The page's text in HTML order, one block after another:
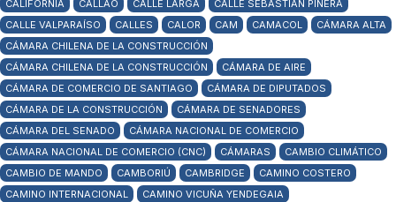
CALIFORNIA
CALLAO CALLE LARGA
CALLE SEBASTIÁN PIÑERA
CALLE VALPARAÍSO
CALLES CALOR CAM CAMACOL
CÁMARA ALTA
CÁMARA CHILENA DE LA CONSTRUCCIÓN
CÁMARA CHILENA DE LA CONSTRUCCIÓN
CÁMARA DE AIRE
CÁMARA DE COMERCIO DE SANTIAGO
CÁMARA DE DIPUTADOS
CÁMARA DE LA CONSTRUCCIÓN
CÁMARA DE SENADORES
CÁMARA DEL SENADO
CÁMARA NACIONAL DE COMERCIO
CÁMARA NACIONAL DE COMERCIO (CNC)
CÁMARAS
CAMBIO CLIMÁTICO
CAMBIO DE MANDO
CAMBORIÚ CAMBRIDGE
CAMINO COSTERO
CAMINO INTERNACIONAL
CAMINO VICUÑA YENDEGAIA